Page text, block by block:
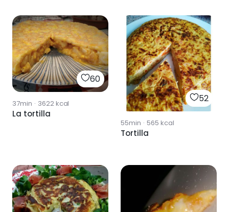
60
37min · 3622kcal
La tortilla
52
55min · 565 kcal
Tortilla